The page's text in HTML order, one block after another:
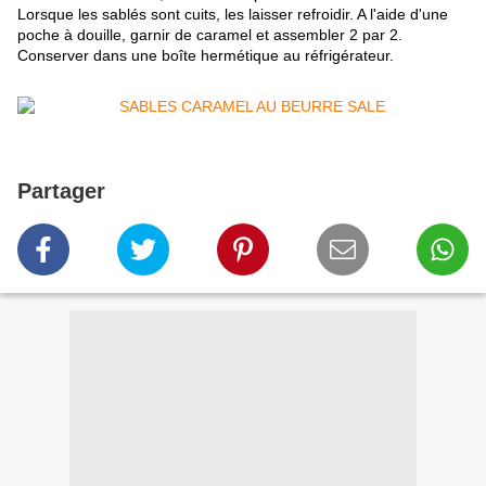
Lorsque les sablés sont cuits, les laisser refroidir. A l'aide d'une
poche à douille, garnir de caramel et assembler 2 par 2.
Conserver dans une boîte hermétique au réfrigérateur.
Partager